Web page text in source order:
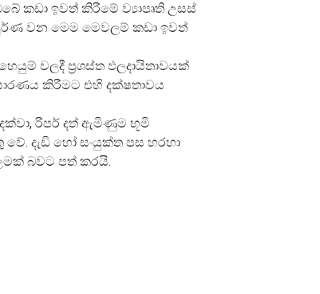
කඩා ඉවත් කිරීමේ ව්‍යාපෘති උසස්
වන මෙම මෙවලම් කඩා ඉවත්
වලදී ප්‍රශස්ත ඵලදායිතාවයක්
කිරීමට එහි දක්ෂතාවය
රිපර් දත් ඇමිණුම භූමි
දැඩි හෝ සංයුක්ත පස හරහා
බවට පත් කරයි.